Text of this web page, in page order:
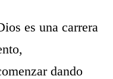
es una carrera
dando